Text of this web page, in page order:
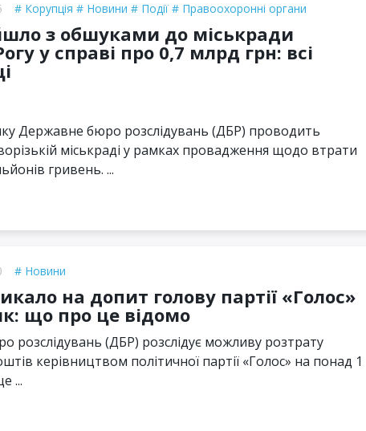
Корупція Новини Події Правоохоронні органи
з обшуками до міськради
у справі про 0,7 млрд грн: всі
Державне бюро розслідувань (ДБР) проводить
міськраді у рамках провадження щодо втрати
гривень. ...
Новини
на допит голову партії «Голос»
що про це відомо
розслідувань (ДБР) розслідує можливу розтрату
керівництвом політичної партії «Голос» на понад 1
...